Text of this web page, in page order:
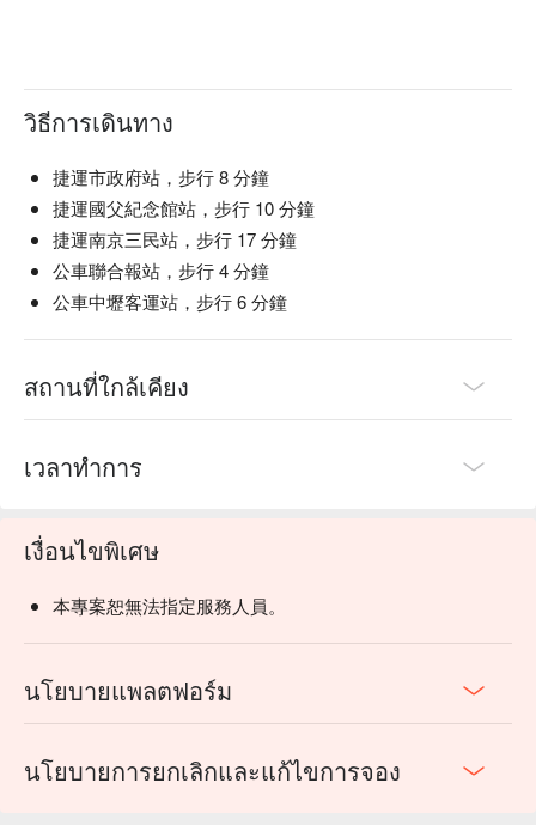
วิธีการเดินทาง
捷運市政府站，步行 8 分鐘
捷運國父紀念館站，步行 10 分鐘
捷運南京三民站，步行 17 分鐘
公車聯合報站，步行 4 分鐘
公車中壢客運站，步行 6 分鐘
สถานที่ใกล้เคียง
เวลาทำการ
เงื่อนไขพิเศษ
本專案恕無法指定服務人員。
นโยบายแพลตฟอร์ม
นโยบายการยกเลิกและแก้ไขการจอง